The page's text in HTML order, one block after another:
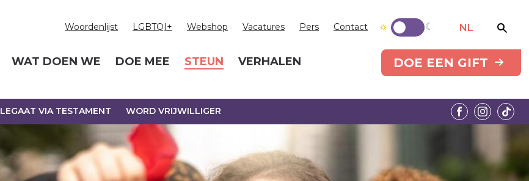
Woordenlijst LGBTQI+ Webshop Vacatures Pers Contact NL
WAT DOEN WE DOE MEE STEUN VERHALEN DOE EEN GIFT
LEGAAT VIA TESTAMENT WORD VRIJWILLIGER